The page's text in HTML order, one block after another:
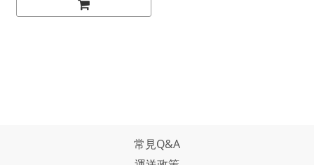
常見Q&A